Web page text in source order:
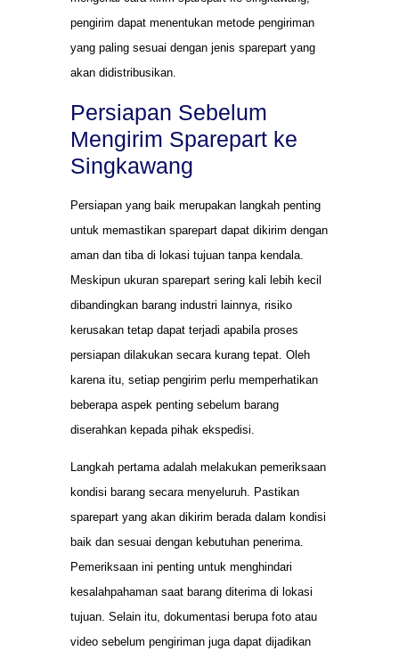
pengirim dapat menentukan metode pengiriman
yang paling sesuai dengan jenis sparepart yang
akan didistribusikan.
Persiapan Sebelum
Mengirim Sparepart ke
Singkawang
Persiapan yang baik merupakan langkah penting
untuk memastikan sparepart dapat dikirim dengan
aman dan tiba di lokasi tujuan tanpa kendala.
Meskipun ukuran sparepart sering kali lebih kecil
dibandingkan barang industri lainnya, risiko
kerusakan tetap dapat terjadi apabila proses
persiapan dilakukan secara kurang tepat. Oleh
karena itu, setiap pengirim perlu memperhatikan
beberapa aspek penting sebelum barang
diserahkan kepada pihak ekspedisi.
Langkah pertama adalah melakukan pemeriksaan
kondisi barang secara menyeluruh. Pastikan
sparepart yang akan dikirim berada dalam kondisi
baik dan sesuai dengan kebutuhan penerima.
Pemeriksaan ini penting untuk menghindari
kesalahpahaman saat barang diterima di lokasi
tujuan. Selain itu, dokumentasi berupa foto atau
video sebelum pengiriman juga dapat dijadikan